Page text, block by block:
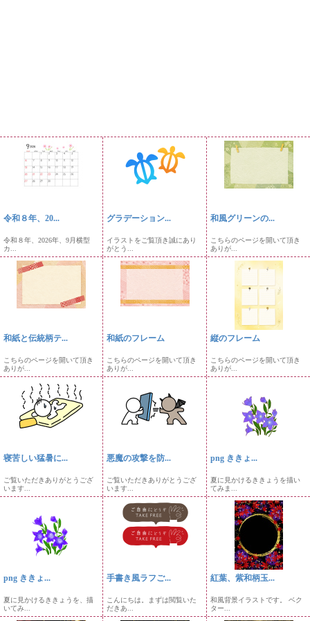
令和８年、20...
令和８年、2026年、9月横型
カ...
グラデーション...
イラストをご覧頂き誠にあり
がとう...
和風グリーンの...
こちらのページを開いて頂き
ありが...
和紙と伝統柄テ...
こちらのページを開いて頂き
ありが...
和紙のフレーム
こちらのページを開いて頂き
ありが...
縦のフレーム
こちらのページを開いて頂き
ありが...
寝苦しい猛暑に...
ご覧いただきありがとうござ
います...
悪魔の攻撃を防...
ご覧いただきありがとうござ
います...
png ききょ...
夏に見かけるききょうを描い
てみま...
png ききょ...
夏に見かけるききょうを、描
いてみ...
手書き風ラフご...
こんにちは。まずは閲覧いた
だきあ...
紅葉、紫和柄玉...
和風背景イラストです。 ベク
ター...